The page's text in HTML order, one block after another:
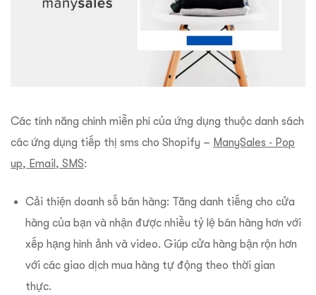
Các tính năng chính miễn phí của ứng dụng thuộc danh sách
các ứng dụng tiếp thị sms cho Shopify – ManySales ‑ Pop
up, Email, SMS:
Cải thiện doanh số bán hàng: Tăng danh tiếng cho cửa
hàng của bạn và nhận được nhiều tỷ lệ bán hàng hơn với
xếp hạng hình ảnh và video. Giúp cửa hàng bận rộn hơn
với các giao dịch mua hàng tự động theo thời gian
thực.